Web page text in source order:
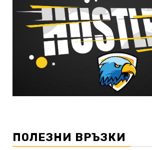
ПОЛЕЗНИ ВРЪЗКИ